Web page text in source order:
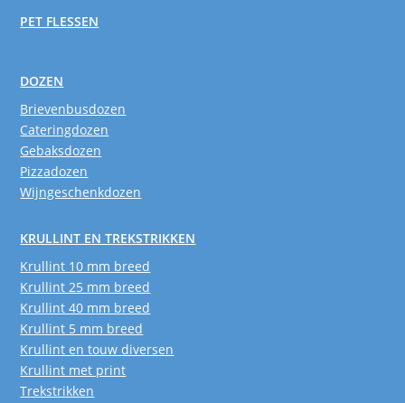
PET FLESSEN
DOZEN
Brievenbusdozen
Cateringdozen
Gebaksdozen
Pizzadozen
Wijngeschenkdozen
KRULLINT EN TREKSTRIKKEN
Krullint 10 mm breed
Krullint 25 mm breed
Krullint 40 mm breed
Krullint 5 mm breed
Krullint en touw diversen
Krullint met print
Trekstrikken